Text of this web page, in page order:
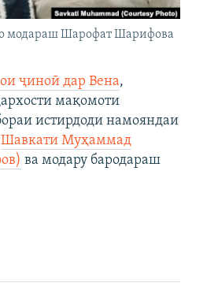
модараш Шарофат Шарифова
ҷиноӣ дар Вена,
мақомоти
истирдоди намояндаи
Шавкати Муҳаммад
ва модару бародараш